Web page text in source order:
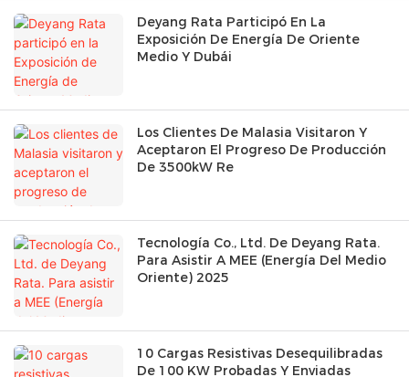
Deyang Rata Participó En La
Exposición De Energía De Oriente
Medio Y Dubái
Los Clientes De Malasia Visitaron Y
Aceptaron El Progreso De Producción
De 3500kW Re
Tecnología Co., Ltd. De Deyang Rata.
Para Asistir A MEE (Energía Del Medio
Oriente) 2025
10 Cargas Resistivas Desequilibradas
De 100 KW Probadas Y Enviadas